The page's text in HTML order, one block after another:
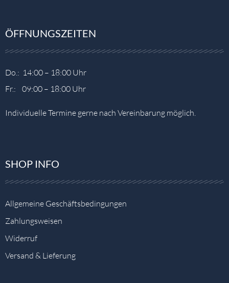
ÖFFNUNGSZEITEN
Do.: 14:00 – 18:00 Uhr
Fr.: 09:00 – 18:00 Uhr
Individuelle Termine gerne nach Vereinbarung möglich.
SHOP INFO
Allgemeine Geschäftsbedingungen
Zahlungsweisen
Widerruf
Versand & Lieferung